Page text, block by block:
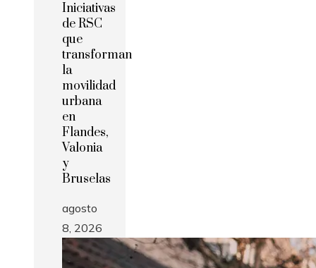
Iniciativas
de RSC
que
transforman
la
movilidad
urbana
en
Flandes,
Valonia
y
Bruselas
agosto
8, 2026